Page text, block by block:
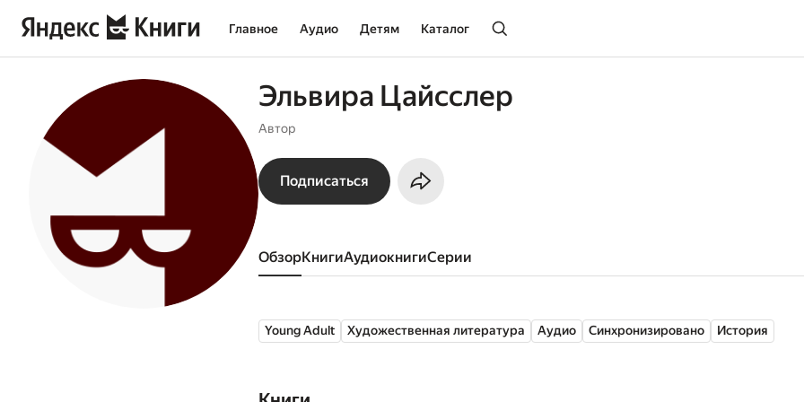
Главное Аудио Детям Каталог
Эльвира Цайсслер
Автор
Подписаться
Обзор книги аудиокниги серии
Young Adult Художественная литература Аудио Синхронизировано История